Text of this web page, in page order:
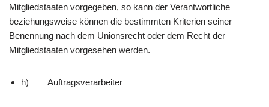
Mitgliedstaaten vorgegeben, so kann der Verantwortliche
beziehungsweise können die bestimmten Kriterien seiner
Benennung nach dem Unionsrecht oder dem Recht der
Mitgliedstaaten vorgesehen werden.
h) Auftragsverarbeiter